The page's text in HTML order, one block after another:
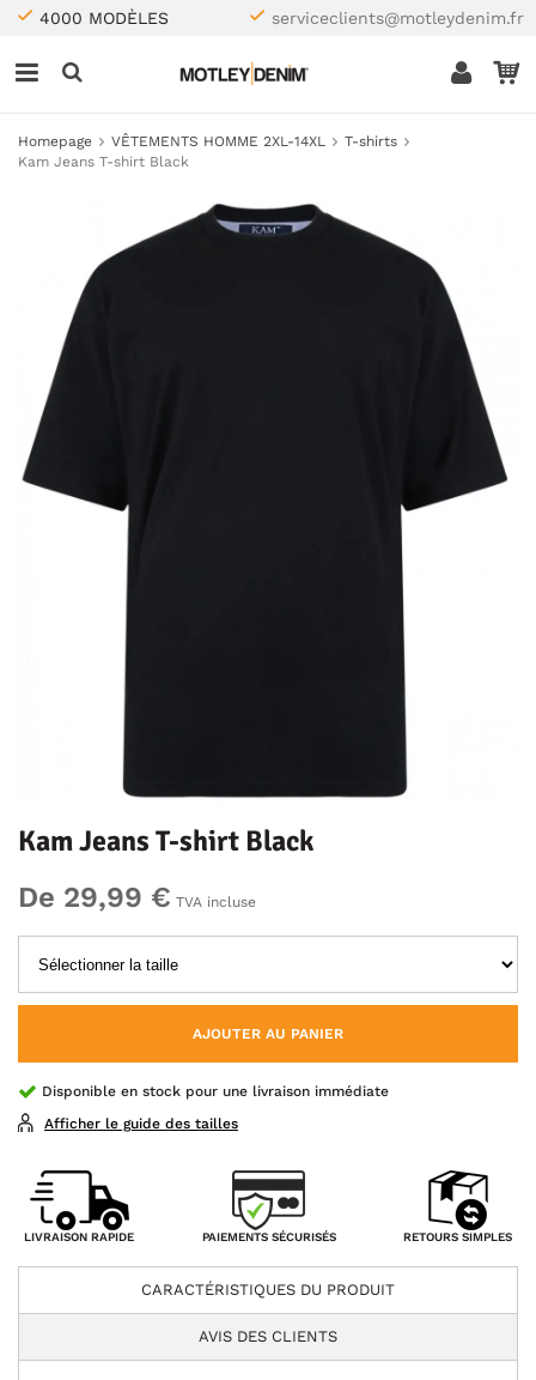
4000 MODÈLES serviceclients@motleydenim.fr
Homepage VÊTEMENTS HOMME 2XL-14XL
T-shirts
Kam Jeans T-shirt Black
Kam Jeans T-shirt Black
De 29,99 € TVA incluse
AJOUTER AU PANIER
Disponible en stock pour une livraison immédiate
Afficher le guide des tailles
LIVRAISON RAPIDE PAIEMENTS SÉCURISÉS RETOURS SIMPLES
CARACTÉRISTIQUES DU PRODUIT
AVIS DES CLIENTS